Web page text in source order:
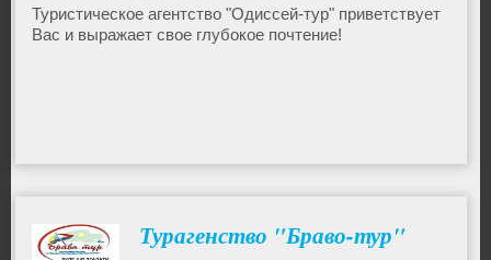
odisseytur888@yandex.ru
Туристическое агентство "Одиссей-тур" приветствует
Вас и выражает свое глубокое почтение!
Турагенство "Браво-тур"